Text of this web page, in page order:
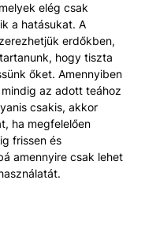
elég csak
a hatásukat. A
erdőkben,
hogy tiszta
őket. Amennyiben
az adott teához
csakis, akkor
ha megfelelően
frissen és
amennyire csak lehet